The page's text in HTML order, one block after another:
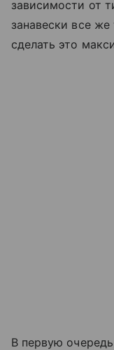
зависимости от
занавески все
сделать это
В первую